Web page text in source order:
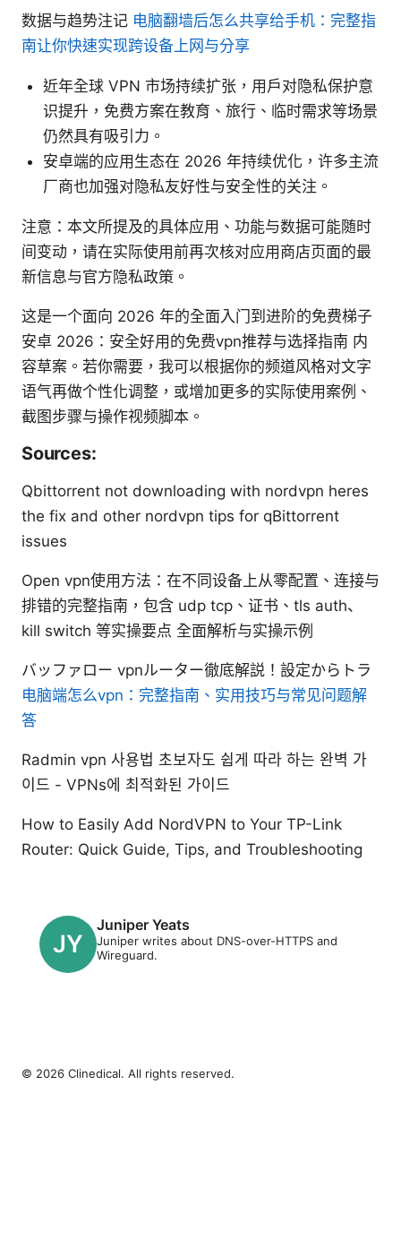
数据与趋势注记 电脑翻墙后怎么共享给手机：完整指
南让你快速实现跨设备上网与分享
近年全球 VPN 市场持续扩张，用户对隐私保护意
识提升，免费方案在教育、旅行、临时需求等场景
仍然具有吸引力。
安卓端的应用生态在 2026 年持续优化，许多主流
厂商也加强对隐私友好性与安全性的关注。
注意：本文所提及的具体应用、功能与数据可能随时
间变动，请在实际使用前再次核对应用商店页面的最
新信息与官方隐私政策。
这是一个面向 2026 年的全面入门到进阶的免费梯子
安卓 2026：安全好用的免费vpn推荐与选择指南 内
容草案。若你需要，我可以根据你的频道风格对文字
语气再做个性化调整，或增加更多的实际使用案例、
截图步骤与操作视频脚本。
Sources:
Qbittorrent not downloading with nordvpn heres
the fix and other nordvpn tips for qBittorrent
issues
Open vpn使用方法：在不同设备上从零配置、连接与
排错的完整指南，包含 udp tcp、证书、tls auth、
kill switch 等实操要点 全面解析与实操示例
バッファロー vpnルーター徹底解説！設定からトラ
电脑端怎么vpn：完整指南、实用技巧与常见问题解
答
Radmin vpn 사용법 초보자도 쉽게 따라 하는 완벽 가
이드 - VPNs에 최적화된 가이드
How to Easily Add NordVPN to Your TP-Link
Router: Quick Guide, Tips, and Troubleshooting
Juniper Yeats
Juniper writes about DNS-over-HTTPS and
Wireguard.
© 2026 Clinedical. All rights reserved.